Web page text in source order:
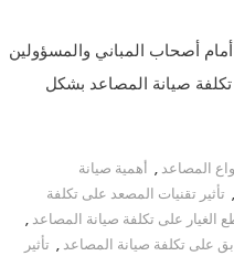
أصحاب المباني والمسؤولين
صيانة المصاعد بشكل
المصاعد , أهمية صيانة
, تأثير تقنيات المصعد على تكلفة
الغيار على تكلفة صيانة المصاعد ,
على تكلفة صيانة المصاعد , تأثير